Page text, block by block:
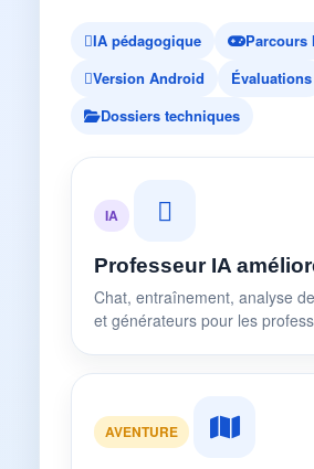
IA pédagogique
Parcours
Version Android
Évaluations
Dossiers techniques
IA
Professeur IA
Chat, entraînement, analyse
et générateurs pour les
AVENTURE